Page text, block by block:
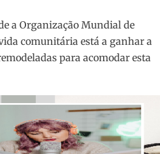
a Organização Mundial de
comunitária está a ganhar a
para acomodar esta